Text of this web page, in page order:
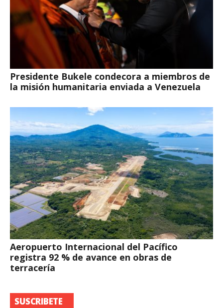
Presidente Bukele condecora a miembros de
la misión humanitaria enviada a Venezuela
Aeropuerto Internacional del Pacífico
registra 92 % de avance en obras de
terracería
SUSCRIBETE